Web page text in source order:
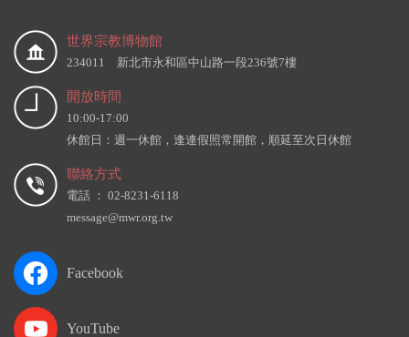
世界宗教博物館
234011 新北市永和區中山路一段236號7樓
開放時間
10:00-17:00
休館日：週一休館，逢連假照常開館，順延至次日休館
聯絡方式
電話 ： 02-8231-6118
message@mwr.org.tw
Facebook
YouTube